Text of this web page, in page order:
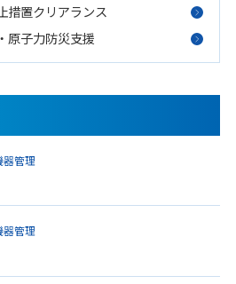
措置クリアランス
原子力防災支援
管理
管理